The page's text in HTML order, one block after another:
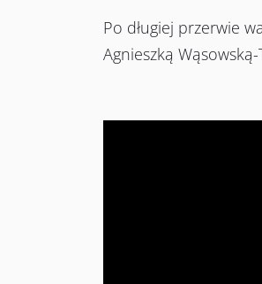
Po długiej przerwie
Agnieszką